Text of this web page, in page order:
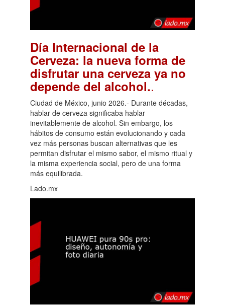
Día Internacional de la
Cerveza: la nueva forma de
disfrutar una cerveza ya no
depende del alcohol..
Ciudad de México, junio 2026.- Durante décadas,
hablar de cerveza significaba hablar
inevitablemente de alcohol. Sin embargo, los
hábitos de consumo están evolucionando y cada
vez más personas buscan alternativas que les
permitan disfrutar el mismo sabor, el mismo ritual y
la misma experiencia social, pero de una forma
más equilibrada.
Lado.mx